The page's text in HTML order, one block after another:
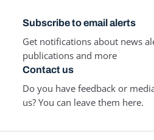
Subscribe to email alerts
Get notifications about news
publications and more
Contact us
Do you have feedback or
us? You can leave them here.